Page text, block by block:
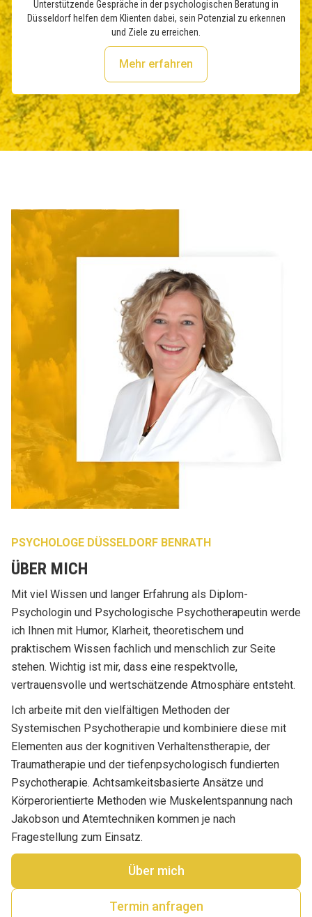
Unterstützende Gespräche in der psychologischen Beratung in
Düsseldorf helfen dem Klienten dabei, sein Potenzial zu erkennen
und Ziele zu erreichen.
Mehr erfahren
PSYCHOLOGE DÜSSELDORF BENRATH
ÜBER MICH
Mit viel Wissen und langer Erfahrung als Diplom-
Psychologin und Psychologische Psychotherapeutin werde
ich Ihnen mit Humor, Klarheit, theoretischem und
praktischem Wissen fachlich und menschlich zur Seite
stehen. Wichtig ist mir, dass eine respektvolle,
vertrauensvolle und wertschätzende Atmosphäre entsteht.
Ich arbeite mit den vielfältigen Methoden der
Systemischen Psychotherapie und kombiniere diese mit
Elementen aus der kognitiven Verhaltenstherapie, der
Traumatherapie und der tiefenpsychologisch fundierten
Psychotherapie. Achtsamkeitsbasierte Ansätze und
Körperorientierte Methoden wie Muskelentspannung nach
Jakobson und Atemtechniken kommen je nach
Fragestellung zum Einsatz.
Über mich
Termin anfragen